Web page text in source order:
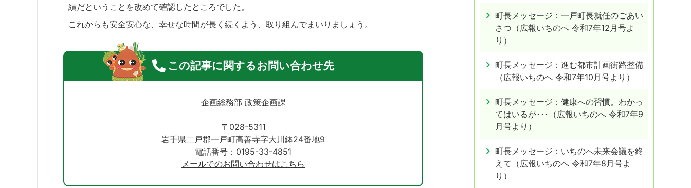
績だということを改めて確認したところでした。
これからも安全安心な、幸せな時間が長く続くよう、取り組んでまいりましょう。
この記事に関するお問い合わせ先
企画総務部 政策企画課
〒028-5311
岩手県二戸郡一戸町高善寺字大川鉢24番地9
電話番号：0195-33-4851
メールでのお問い合わせはこちら
町長メッセージ：一戸町長就任のごあい
さつ（広報いちのへ 令和7年12月号よ
り）
町長メッセージ：進む都市計画街路整備
（広報いちのへ 令和7年10月号より）
町長メッセージ：健康への習慣。わかっ
てはいるが･･･（広報いちのへ 令和7年9
月号より）
町長メッセージ：いちのへ未来会議を終
えて（広報いちのへ 令和7年8月号よ
り）